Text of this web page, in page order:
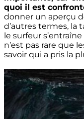
quoi il est
donner un aperçu
d’autres termes, la
le surfeur
n’est pas rare que
savoir qui a pris la